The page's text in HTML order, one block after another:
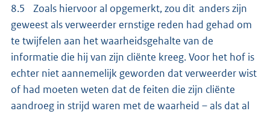
8.5 Zoals hiervoor al opgemerkt, zou dit anders zijn
geweest als verweerder ernstige reden had gehad om
te twijfelen aan het waarheidsgehalte van de
informatie die hij van zijn cliënte kreeg. Voor het hof is
echter niet aannemelijk geworden dat verweerder wist
of had moeten weten dat de feiten die zijn cliënte
aandroeg in strijd waren met de waarheid – als dat al